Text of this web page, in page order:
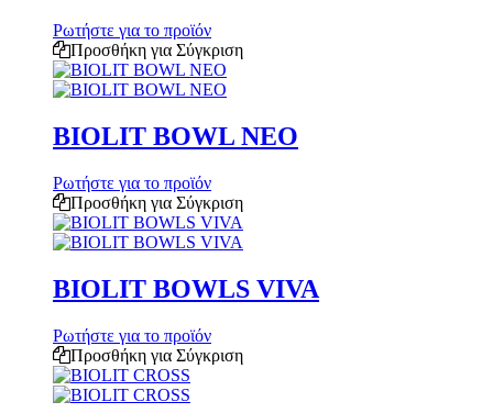
Ρωτήστε για το προϊόν
Προσθήκη για Σύγκριση
BIOLIT BOWL NEO
Ρωτήστε για το προϊόν
Προσθήκη για Σύγκριση
BIOLIT BOWLS VIVA
Ρωτήστε για το προϊόν
Προσθήκη για Σύγκριση